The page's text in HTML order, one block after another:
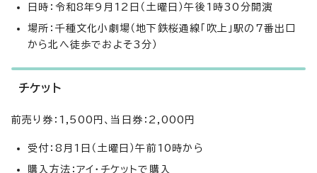
日時：令和8年9月12日（土曜日）午後1時30分開演
場所：千種文化小劇場（地下鉄桜通線「吹上」駅の7番出口
から北へ徒歩でおよそ3分）
チケット
前売り券：1,500円、当日券：2,000円
受付：8月1日（土曜日）午前10時から
購入方法：アイ・チケットで購入